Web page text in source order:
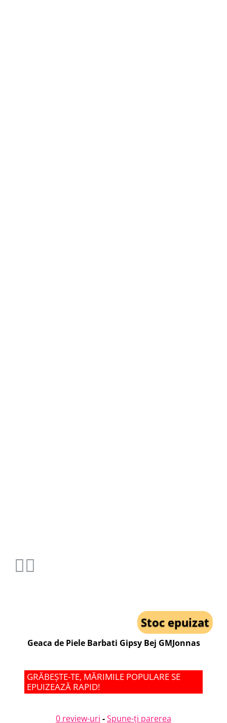
Stoc epuizat
Geaca de Piele Barbati Gipsy Bej GMJonnas
GRĂBEȘTE-TE, MĂRIMILE POPULARE SE
EPUIZEAZĂ RAPID!
0 review-uri -Spune-ţi parerea